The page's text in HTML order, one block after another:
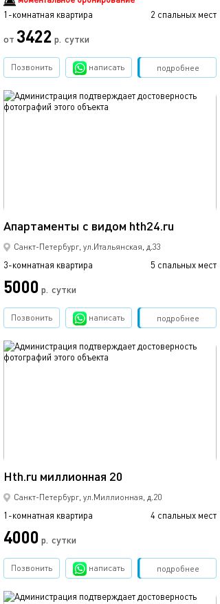
1-комнатная квартира
2 спальных мест
от 3422 р. сутки
подробнее
Позвонить написать Забронировать
Апартаменты с видом hth24.ru
Санкт-Петербург, ул.Итальянская, д.33
3-комнатная квартира 5 спальных мест
5000 р. сутки
обновлено 06.04.2026
подробнее
Позвонить написать Забронировать
Hth.ru миллионная 20
Санкт-Петербург, ул.Миллионная, д.20
1-комнатная квартира 4 спальных мест
4000 р. сутки
обновлено 06.04.2026
подробнее
Позвонить написать Забронировать
обновлено 06.04.2026